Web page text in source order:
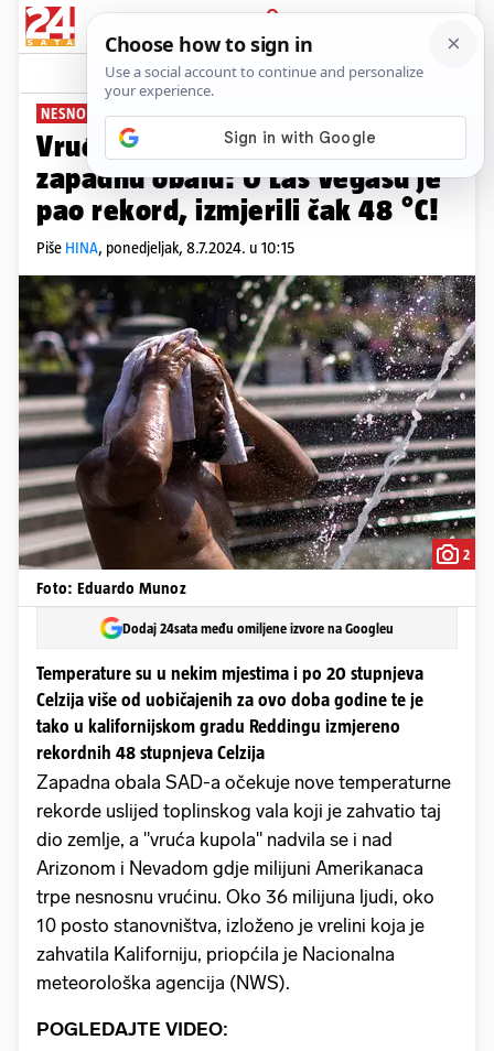
PRIJAVA
News Komentari
NESNOSNE VRUĆINE
Vruća kupola nad SAD-om, 'prži'
zapadnu obalu: U Las Vegasu je
pao rekord, izmjerili čak 48 °C!
Piše HINA, ponedjeljak, 8.7.2024. u 10:15
2
Foto: Eduardo Munoz
Dodaj 24sata među omiljene izvore na Googleu
Temperature su u nekim mjestima i po 20 stupnjeva
Celzija više od uobičajenih za ovo doba godine te je
tako u kalifornijskom gradu Reddingu izmjereno
rekordnih 48 stupnjeva Celzija
Zapadna obala SAD-a očekuje nove temperaturne
rekorde uslijed toplinskog vala koji je zahvatio taj
dio zemlje, a "vruća kupola" nadvila se i nad
Arizonom i Nevadom gdje milijuni Amerikanaca
trpe nesnosnu vrućinu. Oko 36 milijuna ljudi, oko
10 posto stanovništva, izloženo je vrelini koja je
zahvatila Kaliforniju, priopćila je Nacionalna
meteorološka agencija (NWS).
POGLEDAJTE VIDEO: